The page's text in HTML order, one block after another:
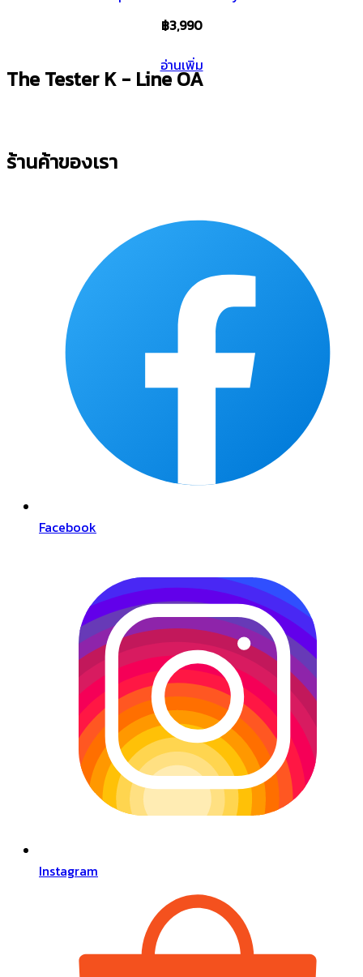
฿3,990
อ่านเพิ่ม
The Tester K - Line OA
ร้านค้าของเรา
Facebook
Instagram